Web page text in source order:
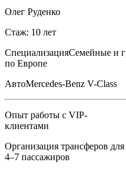
Олег Руденко
Стаж: 10 лет
СпециализацияСемейные и
по Европе
АвтоMercedes-Benz V-Class
Опыт работы с VIP-
клиентами
Организация трансферов для
4–7 пассажиров